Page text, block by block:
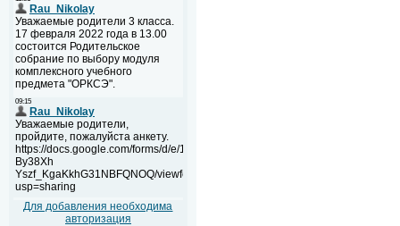
Для добавления необходима
авторизация